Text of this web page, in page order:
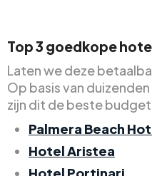
Top 3 goedkope
Laten we deze
Op basis van
zijn dit de beste
Palmera Beach
Hotel Aristea